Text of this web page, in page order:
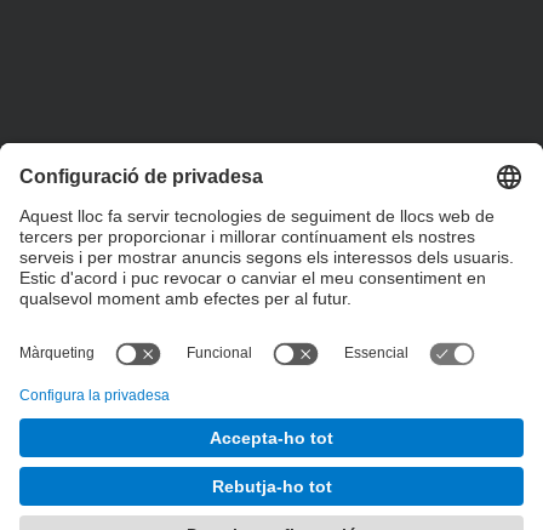
etsav@upc.edu
contacte
on som
segueix-nos
Escola Tècnica Superior d'Arquitectura del Vallès
Desenvolupat amb